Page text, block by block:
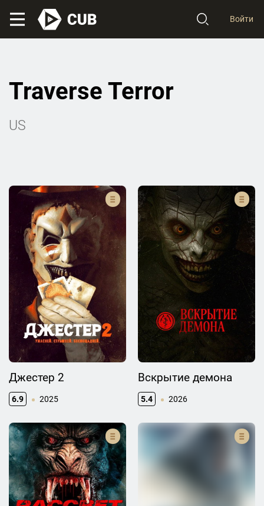
Войти
Traverse Terror
US
Джестер 2
6.9 2025
Вскрытие демона
5.4 2026